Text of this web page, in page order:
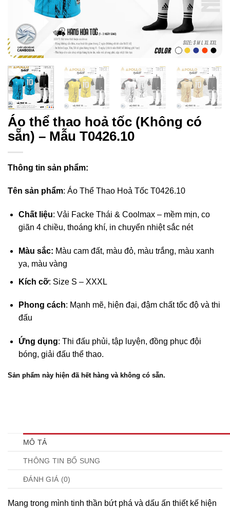
Áo thể thao hoả tốc (Không có
sẵn) – Mẫu T0426.10
Thông tin sản phẩm:
Tên sản phẩm: Áo Thể Thao Hoả Tốc T0426.10
Chất liệu: Vải Facke Thái & Coolmax – mềm mịn, co
giãn 4 chiều, thoáng khí, in chuyển nhiệt sắc nét
Màu sắc: Màu cam đất, màu đỏ, màu trắng, màu xanh
ya, màu vàng
Kích cỡ: Size S – XXXL
Phong cách: Mạnh mẽ, hiện đại, đậm chất tốc độ và thi
đấu
Ứng dụng: Thi đấu phủi, tập luyện, đồng phục đội
bóng, giải đấu thể thao.
Sản phẩm này hiện đã hết hàng và không có sẵn.
MÔ TẢ
THÔNG TIN BỔ SUNG
ĐÁNH GIÁ (0)
Mang trong mình tinh thần bứt phá và dấu ấn thiết kế hiện